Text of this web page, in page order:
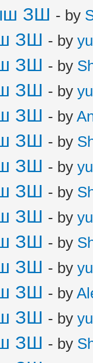
ЗШ - by
ЗШ - by
ЗШ - by
ЗШ - by
ЗШ - by
ЗШ - by
ЗШ - by
ЗШ - by
ЗШ - by
ЗШ - by
ЗШ - by
ЗШ - by
ЗШ - by
ЗШ - by